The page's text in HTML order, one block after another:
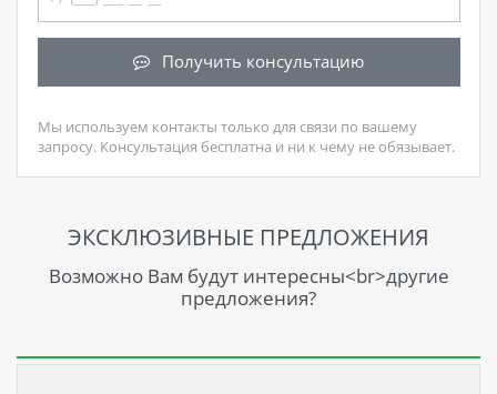
Получить консультацию
Мы используем контакты только для связи по вашему
запросу. Консультация бесплатна и ни к чему не обязывает.
ЭКСКЛЮЗИВНЫЕ ПРЕДЛОЖЕНИЯ
Возможно Вам будут интересны<br>другие
предложения?